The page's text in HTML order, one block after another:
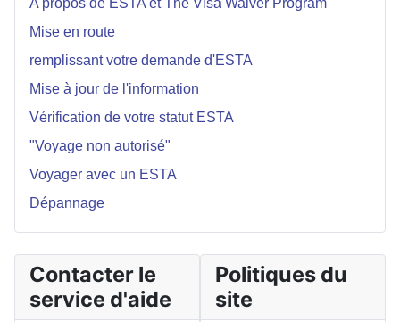
A propos de ESTA et The Visa Waiver Program
Mise en route
remplissant votre demande d'ESTA
Mise à jour de l'information
Vérification de votre statut ESTA
"Voyage non autorisé"
Voyager avec un ESTA
Dépannage
Contacter le
service d'aide
Politiques du
site